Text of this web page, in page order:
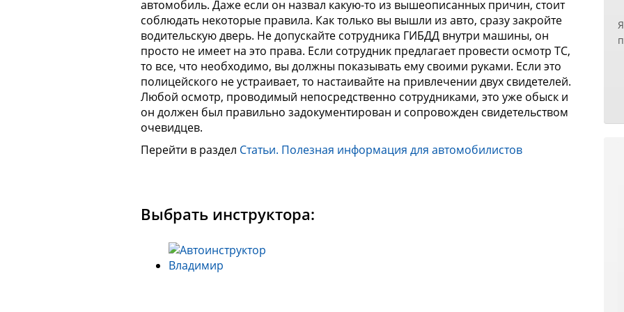
автомобиль. Даже если он назвал какую-то из вышеописанных причин, стоит
соблюдать некоторые правила. Как только вы вышли из авто, сразу закройте
водительскую дверь. Не допускайте сотрудника ГИБДД внутри машины, он
просто не имеет на это права. Если сотрудник предлагает провести осмотр ТС,
то все, что необходимо, вы должны показывать ему своими руками. Если это
полицейского не устраивает, то настаивайте на привлечении двух свидетелей.
Любой осмотр, проводимый непосредственно сотрудниками, это уже обыск и
он должен был правильно задокументирован и сопровожден свидетельством
очевидцев.
Перейти в раздел Статьи. Полезная информация для автомобилистов
Выбрать инструктора: